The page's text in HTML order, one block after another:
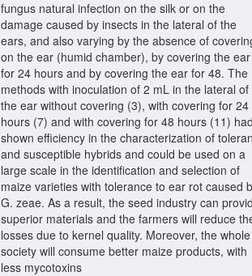
fungus natural infection on the silk or on the
damage caused by insects in the lateral of the
ears, and also varying by the absence of
on the ear (humid chamber), by covering the ear
for 24 hours and by covering the ear for 48. The
methods with inoculation of 2 mL in the lateral of
the ear without covering (3), with covering for 24
hours (7) and with covering for 48 hours (11)
shown efficiency in the characterization of
and susceptible hybrids and could be used on a
large scale in the identification and selection of
maize varieties with tolerance to ear rot caused
G. zeae. As a result, the seed industry can
superior materials and the farmers will reduce
losses due to kernel quality. Moreover, the whole
society will consume better maize products, with
less mycotoxins